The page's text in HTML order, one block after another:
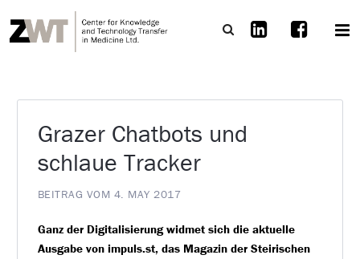
Grazer Chatbots und
schlaue Tracker
BEITRAG VOM 4. MAY 2017
Ganz der Digitalisierung widmet sich die aktuelle
Ausgabe von impuls.st, das Magazin der Steirischen